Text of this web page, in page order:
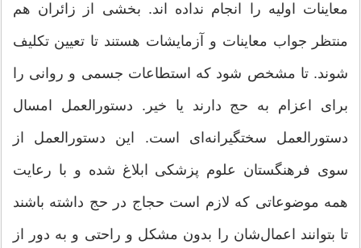
معاینات اولیه را انجام نداده اند. بخشی از زائران هم
منتظر جواب معاینات و آزمایشات هستند تا تعیین تکلیف
شوند. تا مشخص شود که استطاعات جسمی و روانی را
برای اعزام به حج دارند یا خیر. دستورالعمل امسال
دستورالعمل سختگیرانه‌ای است. این دستورالعمل از
سوی فرهنگستان علوم پزشکی ابلاغ شده و با رعایت
همه موضوعاتی که لازم است حجاج در حج داشته باشند
تا بتوانند اعمال‌شان را بدون مشکل و راحتی و به دور از